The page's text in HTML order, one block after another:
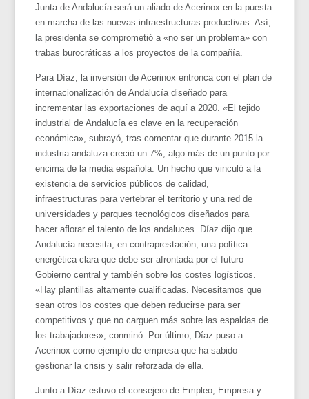
Junta de Andalucía será un aliado de Acerinox en la puesta
en marcha de las nuevas infraestructuras productivas. Así,
la presidenta se comprometió a «no ser un problema» con
trabas burocráticas a los proyectos de la compañía.
Para Díaz, la inversión de Acerinox entronca con el plan de
internacionalización de Andalucía diseñado para
incrementar las exportaciones de aquí a 2020. «El tejido
industrial de Andalucía es clave en la recuperación
económica», subrayó, tras comentar que durante 2015 la
industria andaluza creció un 7%, algo más de un punto por
encima de la media española. Un hecho que vinculó a la
existencia de servicios públicos de calidad,
infraestructuras para vertebrar el territorio y una red de
universidades y parques tecnológicos diseñados para
hacer aflorar el talento de los andaluces. Díaz dijo que
Andalucía necesita, en contraprestación, una política
energética clara que debe ser afrontada por el futuro
Gobierno central y también sobre los costes logísticos.
«Hay plantillas altamente cualificadas. Necesitamos que
sean otros los costes que deben reducirse para ser
competitivos y que no carguen más sobre las espaldas de
los trabajadores», conminó. Por último, Díaz puso a
Acerinox como ejemplo de empresa que ha sabido
gestionar la crisis y salir reforzada de ella.
Junto a Díaz estuvo el consejero de Empleo, Empresa y